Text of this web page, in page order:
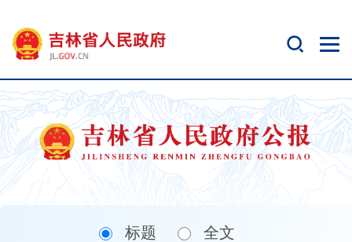
标题 全文
开
无
障
碍
说
明